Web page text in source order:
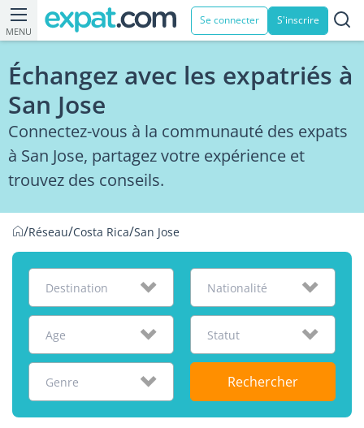
MENU
Se connecter S'inscrire
Échangez avec les expatriés à
San Jose
Connectez-vous à la communauté des expats
à San Jose, partagez votre expérience et
trouvez des conseils.
/Réseau/Costa Rica/San Jose
Destination Nationalité
Age Statut
Genre Rechercher